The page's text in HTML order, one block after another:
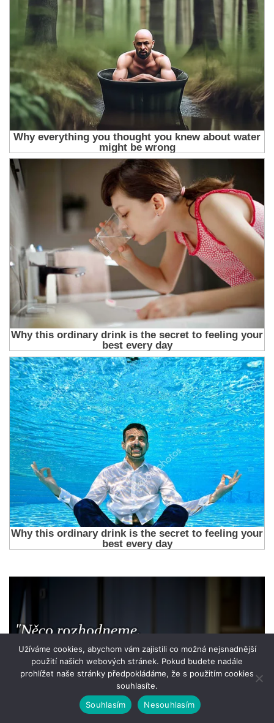
Užíváme cookies, abychom vám zajistili co možná nejsnadnější
použití našich webových stránek. Pokud budete nadále
prohlížet naše stránky předpokládáme, že s použitím cookies
souhlasíte.
Souhlasím
Nesouhlasím